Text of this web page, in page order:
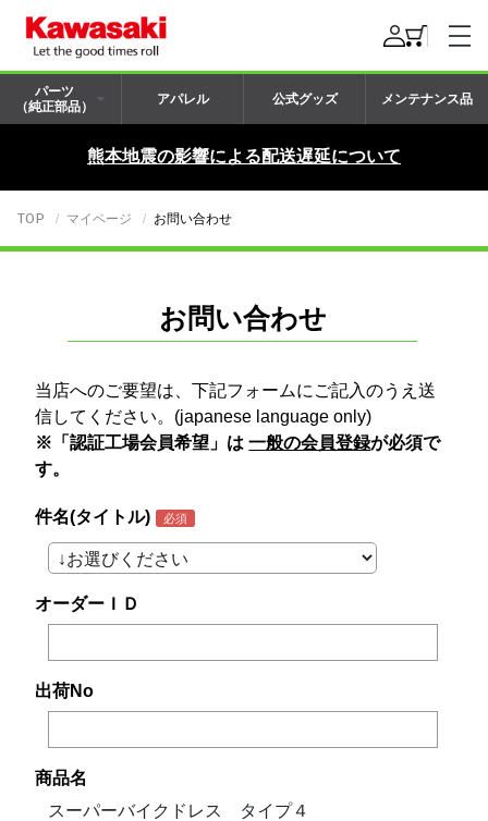
パーツ
（純正部品）
アパレル 公式グッズ メンテナンス品
熊本地震の影響による配送遅延について
TOP マイページ お問い合わせ
お問い合わせ
当店へのご要望は、下記フォームにご記入のうえ送
信してください。(japanese language only)
※「認証工場会員希望」は一般の会員登録が必須で
す。
件名(タイトル)
オーダーＩＤ
出荷No
商品名
スーパーバイクドレス タイプ４